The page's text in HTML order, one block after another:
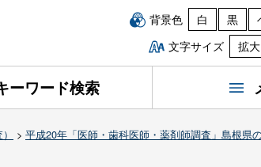
背景色 白 黒
文字サイズ
拡大
ーワード検索
> 平成20年「医師・歯科医師・薬剤師調査」島根県